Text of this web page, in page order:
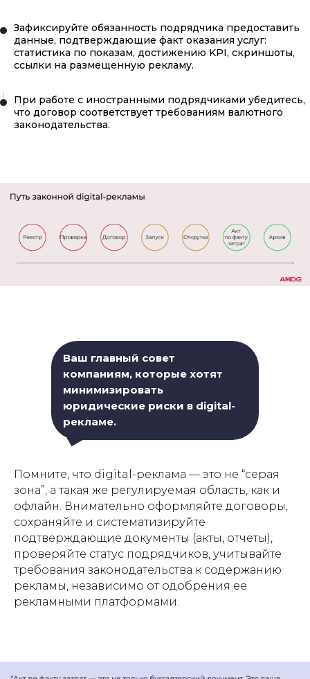
Зафиксируйте обязанность подрядчика предоставить
данные, подтверждающие факт оказания услуг:
статистика по показам, достижению KPI, скриншоты,
ссылки на размещенную рекламу.
При работе с иностранными подрядчиками убедитесь,
что договор соответствует требованиям валютного
законодательства.
Ваш главный совет
компаниям, которые хотят
минимизировать
юридические риски в digital-
рекламе.
Помните, что digital-реклама — это не “серая
зона”, а такая же регулируемая область, как и
офлайн. Внимательно оформляйте договоры,
сохраняйте и систематизируйте
подтверждающие документы (акты, отчеты),
проверяйте статус подрядчиков, учитывайте
требования законодательства к содержанию
рекламы, независимо от одобрения ее
рекламными платформами.